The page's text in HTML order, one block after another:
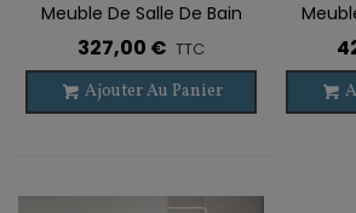
Meuble De Salle De Bain
Suspendu LAGOS 1 Porte
327,00 € TTC
Ajouter Au Panier